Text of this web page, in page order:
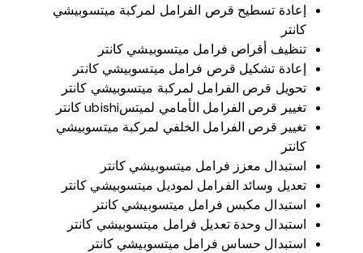
إعادة تسطيح قرص الفرامل لمركبة ميتسوبيشي
كانتر
تنظيف أقراص فرامل ميتسوبيشي كانتر
إعادة تشكيل قرص فرامل ميتسوبيشي كانتر
تحويل قرص الفرامل لمركبة ميتسوبيشي كانتر
تغيير قرص الفرامل الأمامي لميتسubishi كانتر
تغيير قرص الفرامل الخلفي لمركبة ميتسوبيشي
كانتر
استبدال معزز فرامل ميتسوبيشي كانتر
تعديل وسائد الفرامل لموديل ميتسوبيشي كانتر
استبدال مكبس فرامل ميتسوبيشي كانتر
استبدال وحدة تعديل فرامل ميتسوبيشي كانتر
استبدال حساس فرامل ميتسوبيشي كانتر